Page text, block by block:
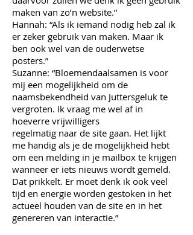
maken van zo’n website.”
Hannah: “Als ik iemand nodig heb zal ik
er zeker gebruik van maken. Maar ik
ben ook wel van de ouderwetse
posters.”
Suzanne: “Bloemendaalsamen is voor
mij een mogelijkheid om de
naamsbekendheid van Juttersgeluk te
vergroten. Ik vraag me wel af in
hoeverre vrijwilligers
regelmatig naar de site gaan. Het lijkt
me handig als je de mogelijkheid hebt
om een melding in je mailbox te krijgen
wanneer er iets nieuws wordt gemeld.
Dat prikkelt. Er moet denk ik ook veel
tijd en energie worden gestoken in het
actueel houden van de site en in het
genereren van interactie.”